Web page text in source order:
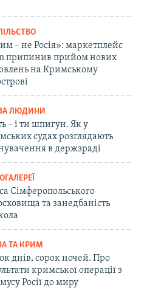
– не Росія»: маркетплейс
припинив прийом нових
на Кримському
ЛЮДИНИ
– і ти шпигун. Як у
судах розглядають
в держзраді
Сімферопольського
та занедбаність
ТА КРИМ
днів, сорок ночей. Про
кримської операції з
Росії до миру